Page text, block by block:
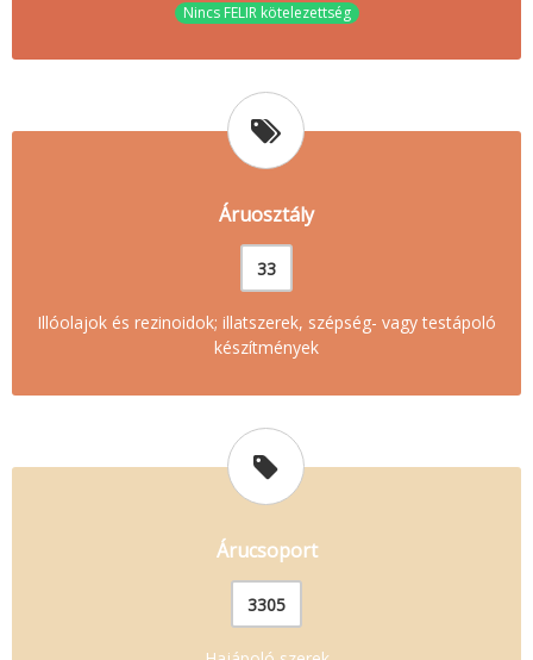
Nincs FELIR kötelezettség
Áruosztály
33
Illóolajok és rezinoidok; illatszerek, szépség- vagy testápoló
készítmények
Árucsoport
3305